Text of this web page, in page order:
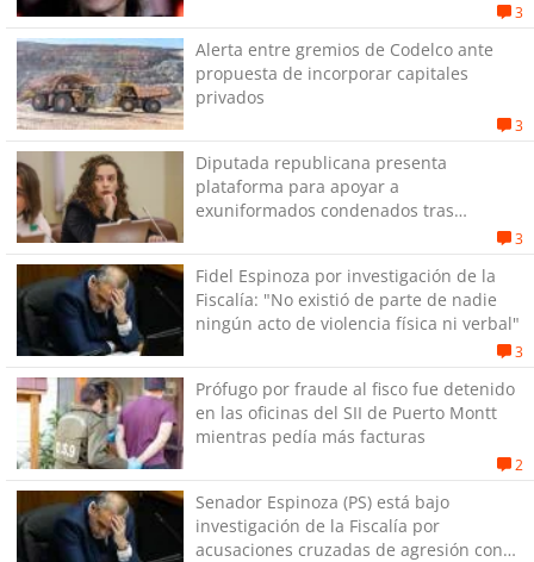
3
Alerta entre gremios de Codelco ante
propuesta de incorporar capitales
privados
3
Diputada republicana presenta
plataforma para apoyar a
exuniformados condenados tras
3
Fidel Espinoza por investigación de la
Fiscalía: "No existió de parte de nadie
ningún acto de violencia física ni verbal"
3
Prófugo por fraude al fisco fue detenido
en las oficinas del SII de Puerto Montt
mientras pedía más facturas
2
Senador Espinoza (PS) está bajo
investigación de la Fiscalía por
acusaciones cruzadas de agresión con